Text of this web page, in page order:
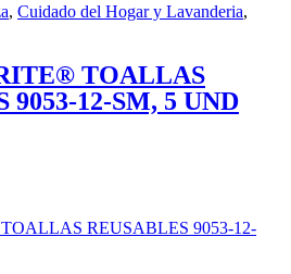
, Cuidado del Hogar y Lavanderia,
TOALLAS
9053-12-SM, 5 UND
REUSABLES 9053-12-